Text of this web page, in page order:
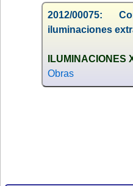
2012/00075:
iluminaciones
ILUMINACIONES
Obras